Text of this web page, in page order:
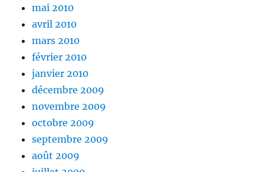
mai 2010
avril 2010
mars 2010
février 2010
janvier 2010
décembre 2009
novembre 2009
octobre 2009
septembre 2009
août 2009